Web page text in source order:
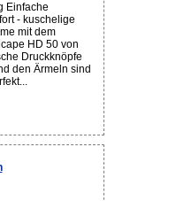
Einfache
- kuschelige
mit dem
HD 50 von
Druckknöpfe
den Ärmeln sind